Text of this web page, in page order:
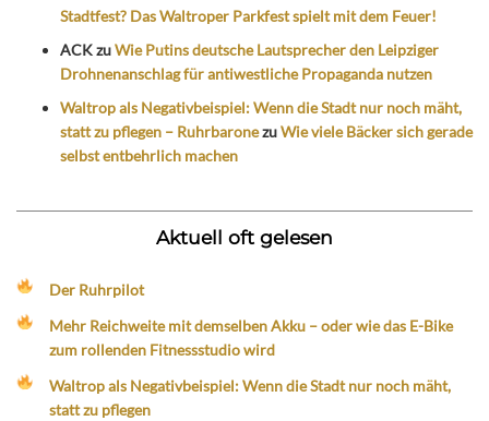
Stadtfest? Das Waltroper Parkfest spielt mit dem Feuer!
ACKzuWie Putins deutsche Lautsprecher den Leipziger
Drohnenanschlag für antiwestliche Propaganda nutzen
Waltrop als Negativbeispiel: Wenn die Stadt nur noch mäht,
statt zu pflegen – RuhrbaronezuWie viele Bäcker sich gerade
selbst entbehrlich machen
Aktuell oft gelesen
Der Ruhrpilot
Mehr Reichweite mit demselben Akku – oder wie das E-Bike
zum rollenden Fitnessstudio wird
Waltrop als Negativbeispiel: Wenn die Stadt nur noch mäht,
statt zu pflegen